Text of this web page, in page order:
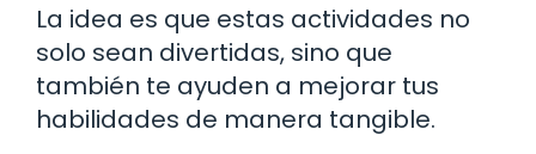
La idea es que estas actividades no
solo sean divertidas, sino que
también te ayuden a mejorar tus
habilidades de manera tangible.